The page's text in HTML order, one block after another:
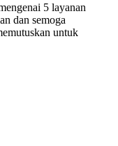
5 layanan
dan semoga
untuk